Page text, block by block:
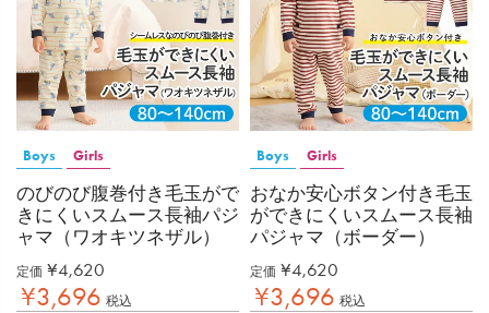
Boys Girls
のびのび腹巻付き毛玉がで
きにくいスムース長袖パジ
ャマ（ワオキツネザル）
定価 ¥4,620
¥3,696 税込
Boys Girls
おなか安心ボタン付き毛玉
ができにくいスムース長袖
パジャマ（ボーダー）
定価 ¥4,620
¥3,696 税込